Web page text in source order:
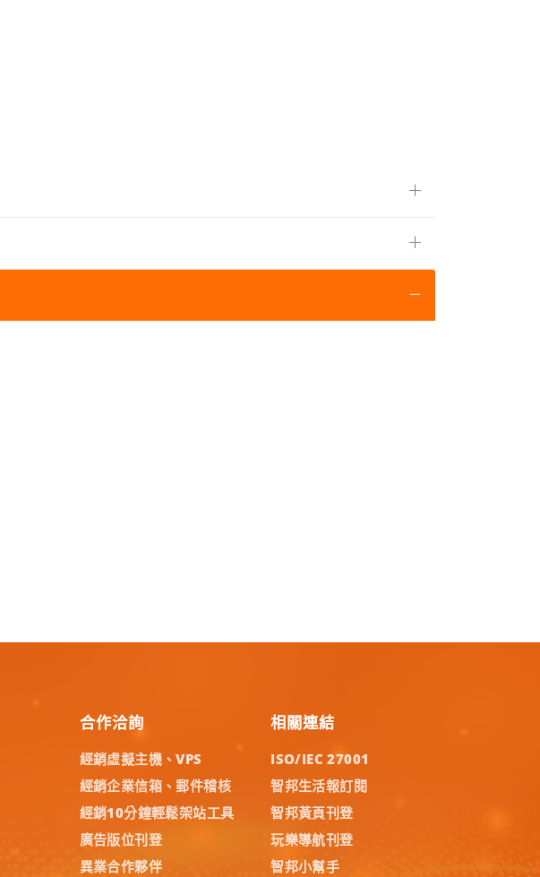
合作洽詢
經銷虛擬主機、VPS
經銷企業信箱、郵件稽核
經銷10分鐘輕鬆架站工具
廣告版位刊登
異業合作夥伴
相關連結
ISO/IEC 27001
智邦生活報訂閱
智邦黃頁刊登
玩樂導航刊登
智邦小幫手